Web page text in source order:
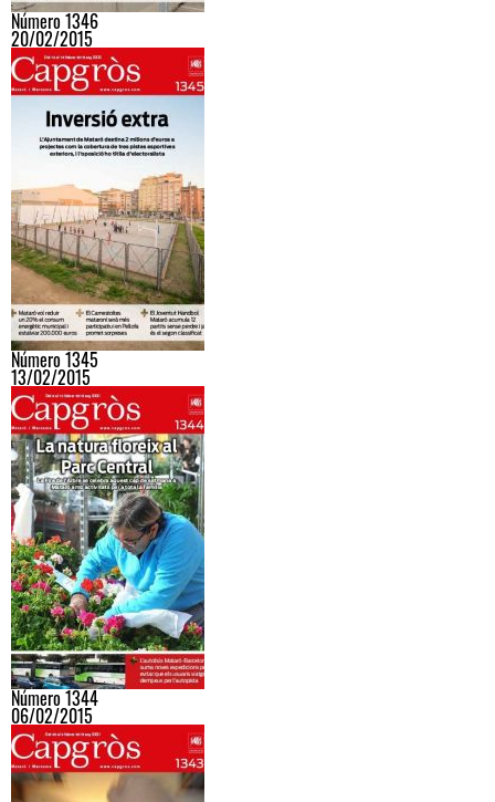
Número 1346
20/02/2015
Número 1345
13/02/2015
Número 1344
06/02/2015